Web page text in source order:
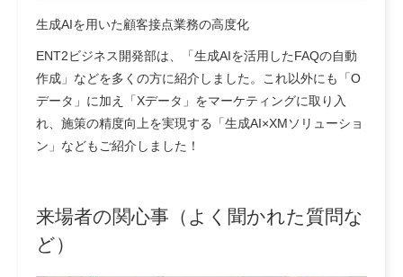
生成AIを用いた顧客接点業務の高度化
ENT2ビジネス開発部は、「生成AIを活用したFAQの自動
作成」などを多くの方に紹介しました。これ以外にも「O
データ」に加え「Xデータ」をマーケティングに取り入
れ、施策の精度向上を実現する「生成AI×XMソリューショ
ン」などもご紹介しました！
来場者の関心事（よく聞かれた質問な
ど）